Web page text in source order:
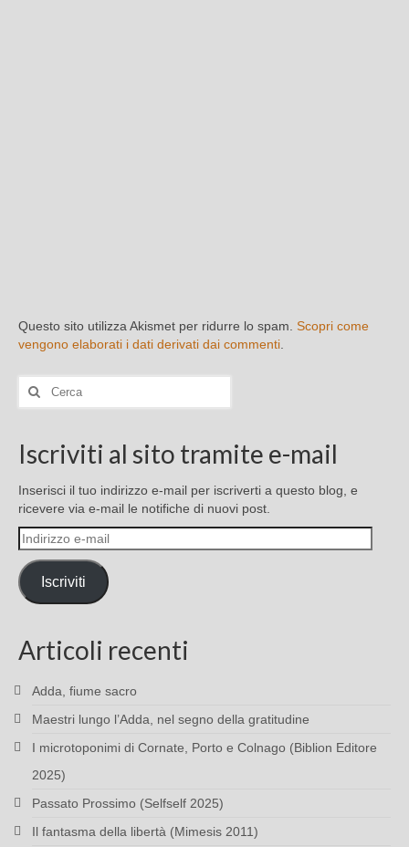
Questo sito utilizza Akismet per ridurre lo spam. Scopri come
vengono elaborati i dati derivati dai commenti
Cerca:
Iscriviti al sito tramite e-mail
Inserisci il tuo indirizzo e-mail per iscriverti a questo blog, e
ricevere via e-mail le notifiche di nuovi post.
Indirizzo
e-
mail
Iscriviti
Articoli recenti
Adda, fiume sacro
Maestri lungo l’Adda, nel segno della gratitudine
I microtoponimi di Cornate, Porto e Colnago (Biblion Editore
2025)
Passato Prossimo (Selfself 2025)
Il fantasma della libertà (Mimesis 2011)